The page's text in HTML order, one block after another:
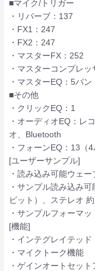
■マイク/トリガー
・リバーブ：137
・FX1：247
・FX2：247
・マスターFX：252
・マスターコンプレッ
・マスターEQ：5バン
■その他
・クリックEQ：1
・オーディオEQ：レ
オ、Bluetooth
・フォーンEQ：13（4
[ユーザーサンプル]
・読み込み可能ウェ
・サンプル読み込み
ビット）、ステレオ
・サンプルフォーマッ
[機能]
・インテグレイテッ
・マイクトーク機能
・ゲインオートセット